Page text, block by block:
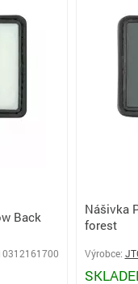
Back
Nášivka
forest
Výrobce: